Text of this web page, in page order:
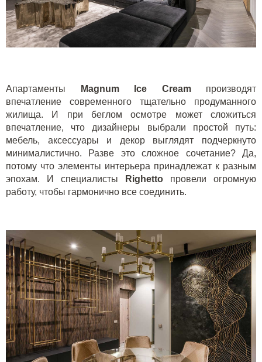
Апартаменты Magnum Ice Creamпроизводят
впечатление современного тщательно продуманного
жилища. И при беглом осмотре может сложиться
впечатление, что дизайнеры выбрали простой путь:
мебель, аксессуары и декор выглядят подчеркнуто
минималистично. Разве это сложное сочетание? Да,
потому что элементы интерьера принадлежат к разным
эпохам. И специалисты
Righetto провели огромную
работу, чтобы гармонично все соединить.